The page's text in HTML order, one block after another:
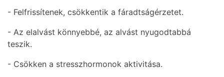
- Felfrissítenek, csökkentik a fáradtságérzetet.
- Az elalvást könnyebbé, az alvást nyugodtabbá
teszik.
- Csökken a stresszhormonok aktivitása.